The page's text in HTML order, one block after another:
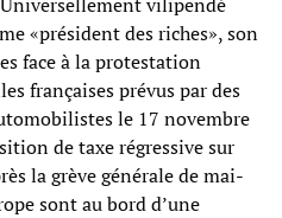
«président des riches», son
face à la protestation
françaises prévus par des
le 17 novembre
de taxe régressive sur
la grève générale de mai-
sont au bord d’une